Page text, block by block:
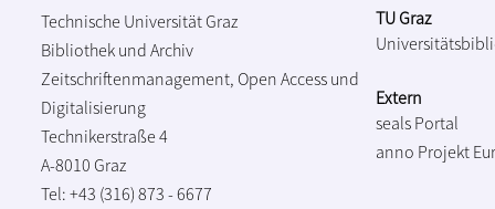
Technische Universität Graz
Bibliothek und Archiv
Zeitschriftenmanagement, Open Access und
Digitalisierung
Technikerstraße 4
A-8010 Graz
Tel: +43 (316) 873 - 6677
TU Graz
Extern
seals Portal
anno Projekt